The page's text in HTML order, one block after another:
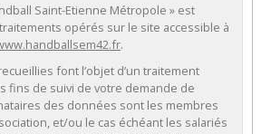
Saint-Etienne Métropole » est
opérés sur le site accessible à
.
font l’objet d’un traitement
fins de suivi de votre demande de
des données sont les membres
et/ou le cas échéant les salariés